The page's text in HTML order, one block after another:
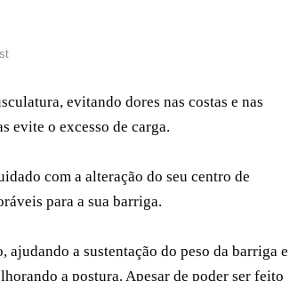
evitando dores nas costas e nas
evite o excesso de carga.
com a alteração do seu centro de
para a sua barriga.
a sustentação do peso da barriga e
a postura. Apesar de poder ser feito